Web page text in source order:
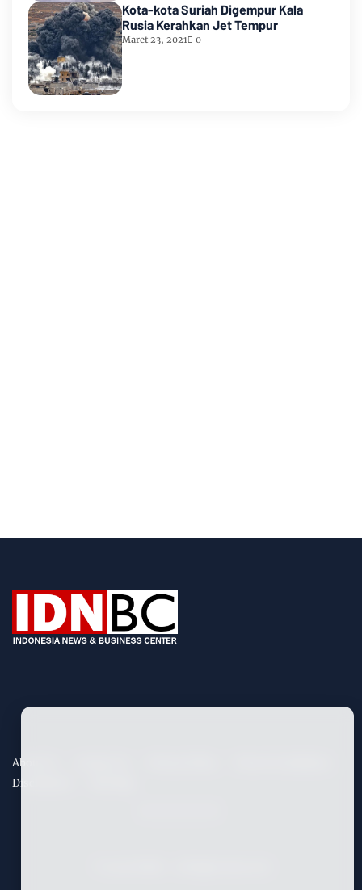
Kota-kota Suriah Digempur Kala
Rusia Kerahkan Jet Tempur
Maret 23, 2021 0
About Us
Disclaimers